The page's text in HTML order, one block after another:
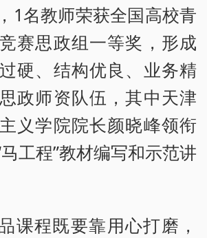
1名教师荣获全国高校青
赛思政组一等奖，形成
硬、结构优良、业务精
政师资队伍，其中天津
义学院院长颜晓峰领衔
工程”教材编写和示范讲
课程既要靠用心打磨，